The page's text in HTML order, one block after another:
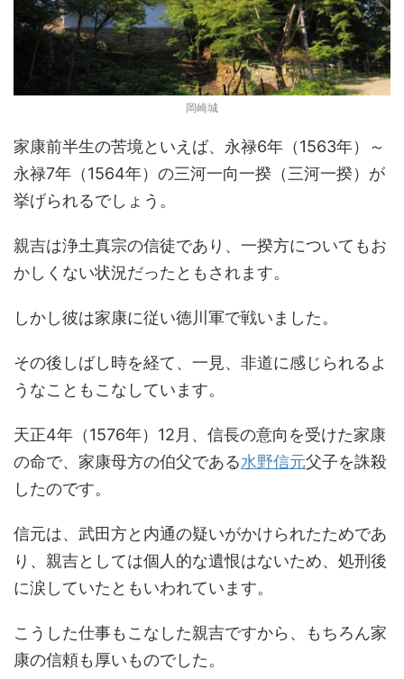
岡崎城
家康前半生の苦境といえば、永禄6年（1563年）～
永禄7年（1564年）の三河一向一揆（三河一揆）が
挙げられるでしょう。
親吉は浄土真宗の信徒であり、一揆方についてもお
かしくない状況だったともされます。
しかし彼は家康に従い徳川軍で戦いました。
その後しばし時を経て、一見、非道に感じられるよ
うなこともこなしています。
天正4年（1576年）12月、信長の意向を受けた家康
の命で、家康母方の伯父である水野信元父子を誅殺
したのです。
信元は、武田方と内通の疑いがかけられたためであ
り、親吉としては個人的な遺恨はないため、処刑後
に涙していたともいわれています。
こうした仕事もこなした親吉ですから、もちろん家
康の信頼も厚いものでした。